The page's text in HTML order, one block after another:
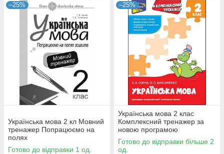
–25%
Українська мова 2 кл Мовний
тренажер Попрацюємо на
полях
Готово до відправки 1 од.
–25%
Українська мова 2 клас
Комплексний тренажер за
новою програмою
Готово до відправки більше 2
од.